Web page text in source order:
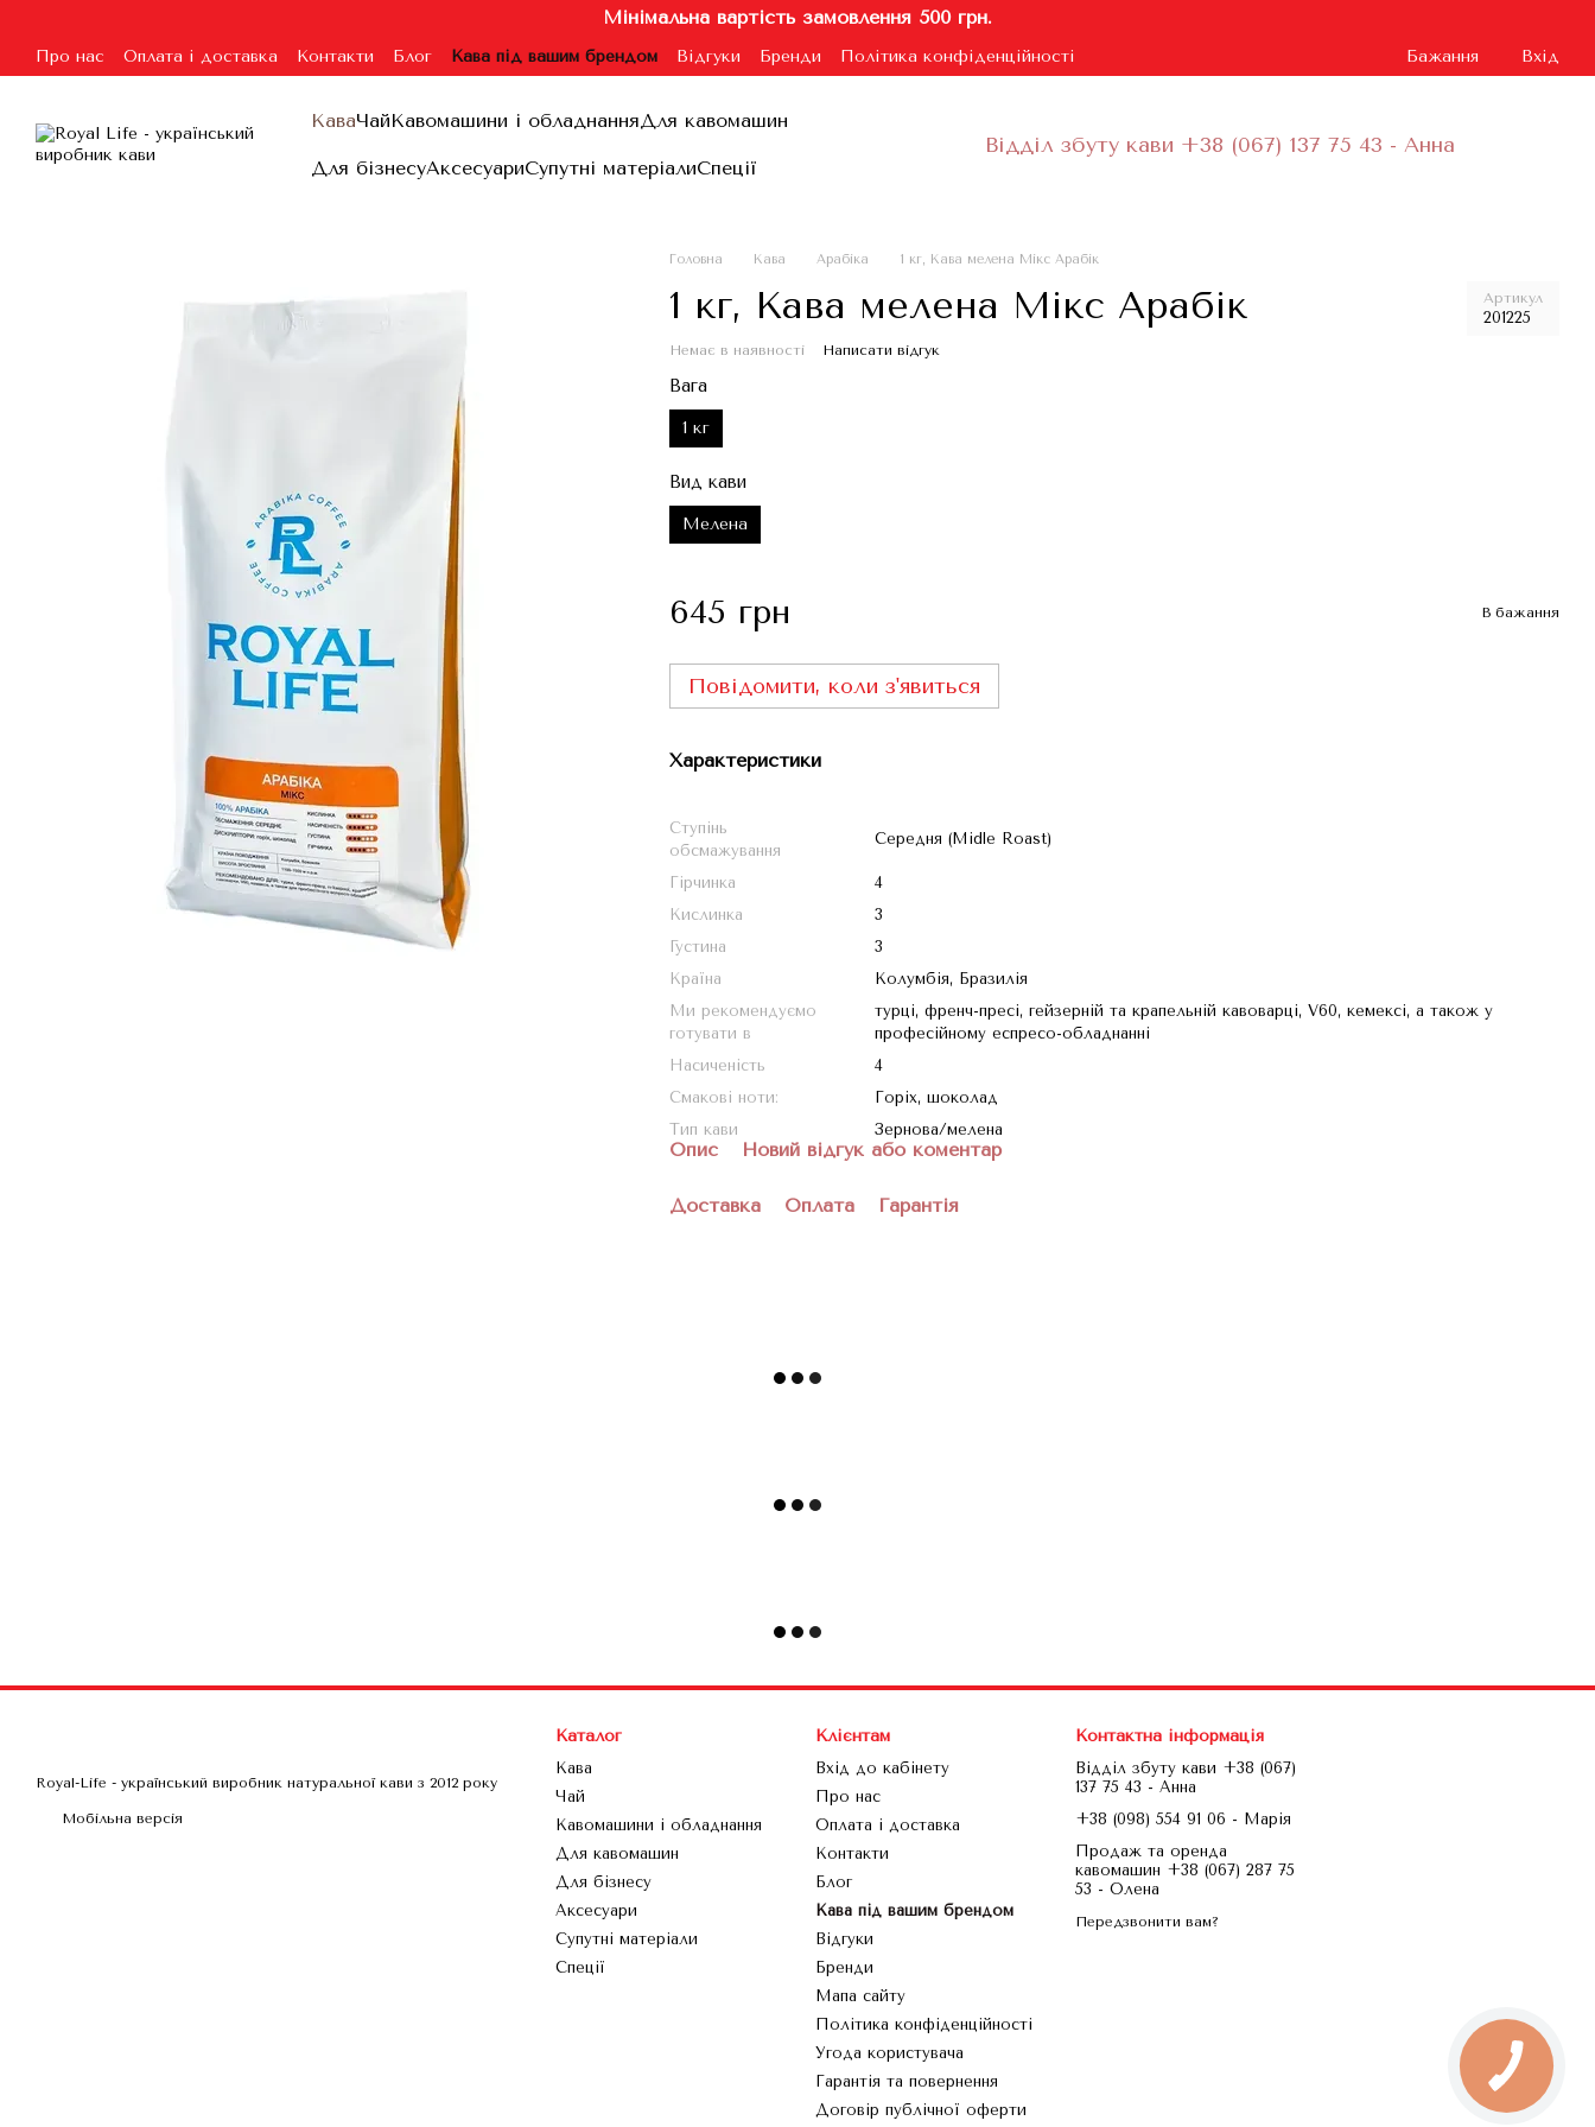
Мінімальна вартість замовлення 500 грн.
Про нас Оплата і доставка Контакти Блог Кава під вашим брендом Відгуки Бренди
Політика конфіденційності
Угода користувача
Гарантія та повернення Договір публічної оферти
Бажання Вхід
КаваЧайКавомашини і обладнанняДля кавомашин
Для бізнесуАксесуариСупутні матеріалиСпеції
Відділ збуту кави +38 (067) 137 75 43 - Анна
Головна Кава Арабіка 1 кг, Кава мелена Мікс Арабік
1 кг, Кава мелена Мікс Арабік Артикул
201225
Немає в наявності Написати відгук
Вага
1 кг
Вид кави
Мелена
645 грн В бажання
Повідомити, коли з'явиться
Характеристики
Cтупінь
обсмажування
Середня (Midle Roast)
Гірчинка
4
Кислинка
3
Густина
3
Країна
Колумбія, Бразилія
Ми рекомендуємо
готувати в
турці, френч-пресі, гейзерній та крапельній кавоварці, V60, кемексі, а також у
професійному еспресо-обладнанні
Насиченість
4
Смакові ноти:
Горіх, шоколад
Тип кави
Зернова/мелена
Опис Новий відгук або коментар
Доставка Оплата Гарантія
Royal-Life - український виробник натуральної кави з 2012 року
Мобільна версія
Каталог
Кава
Чай
Кавомашини і обладнання
Для кавомашин
Для бізнесу
Аксесуари
Супутні матеріали
Спеції
Клієнтам
Вхід до кабінету
Про нас
Оплата і доставка
Контакти
Блог
Кава під вашим брендом
Відгуки
Бренди
Мапа сайту
Політика конфіденційності
Угода користувача
Гарантія та повернення
Договір публічної оферти
Контактна інформація
Відділ збуту кави +38 (067)
137 75 43 - Анна
+38 (098) 554 91 06 - Марія
Продаж та оренда
кавомашин +38 (067) 287 75
53 - Олена
Передзвонити вам?